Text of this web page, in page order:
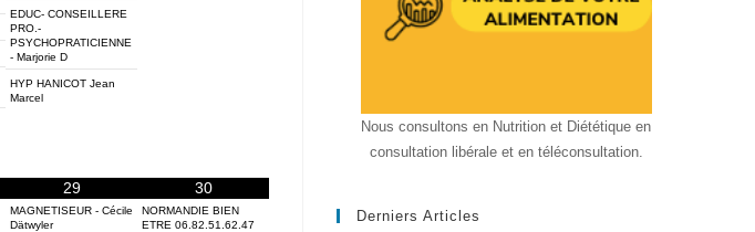
EDUC- CONSEILLERE
PRO.-
PSYCHOPRATICIENNE
- Marjorie D
HYP HANICOT Jean
Marcel
29
MAGNETISEUR - Cécile
Dätwyler
30
NORMANDIE BIEN
ETRE 06.82.51.62.47
Nous consultons en Nutrition et Diététique en
consultation libérale et en téléconsultation.
Derniers Articles